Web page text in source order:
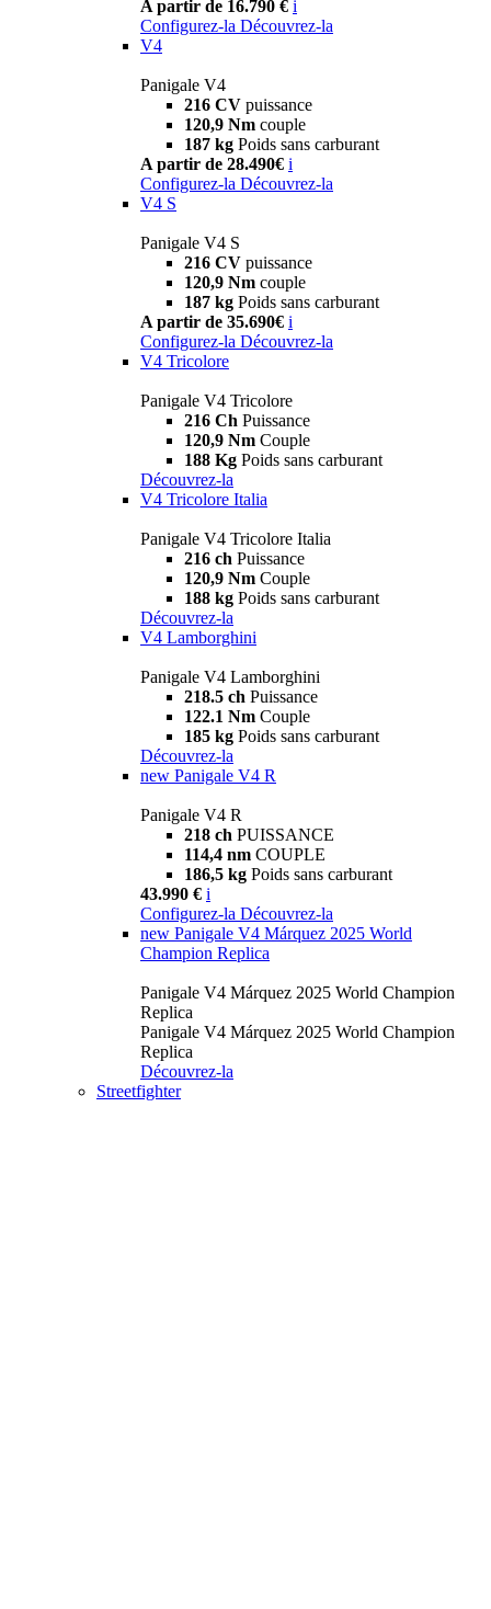
A partir de 16.790 € i
Configurez-la Découvrez-la
V4
Panigale V4
216 CV puissance
120,9 Nm couple
187 kg Poids sans carburant
A partir de 28.490€ i
Configurez-la Découvrez-la
V4 S
Panigale V4 S
216 CV puissance
120,9 Nm couple
187 kg Poids sans carburant
A partir de 35.690€ i
Configurez-la Découvrez-la
V4 Tricolore
Panigale V4 Tricolore
216 Ch Puissance
120,9 Nm Couple
188 Kg Poids sans carburant
Découvrez-la
V4 Tricolore Italia
Panigale V4 Tricolore Italia
216 ch Puissance
120,9 Nm Couple
188 kg Poids sans carburant
Découvrez-la
V4 Lamborghini
Panigale V4 Lamborghini
218.5 ch Puissance
122.1 Nm Couple
185 kg Poids sans carburant
Découvrez-la
new Panigale V4 R
Panigale V4 R
218 ch PUISSANCE
114,4 nm COUPLE
186,5 kg Poids sans carburant
43.990 € i
Configurez-la Découvrez-la
new Panigale V4 Márquez 2025 World
Champion Replica
Panigale V4 Márquez 2025 World Champion
Replica
Panigale V4 Márquez 2025 World Champion
Replica
Découvrez-la
Streetfighter